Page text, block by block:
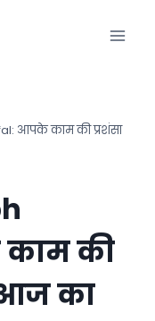
आपके काम की प्रशंसा
की
आज का